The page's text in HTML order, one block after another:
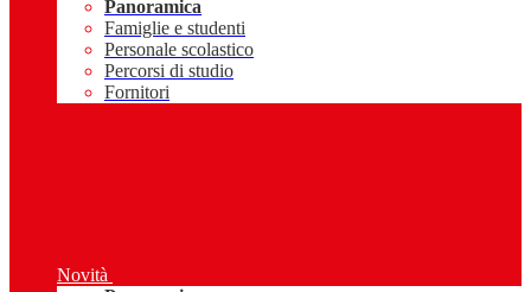
Panoramica
Famiglie e studenti
Personale scolastico
Percorsi di studio
Fornitori
Novità